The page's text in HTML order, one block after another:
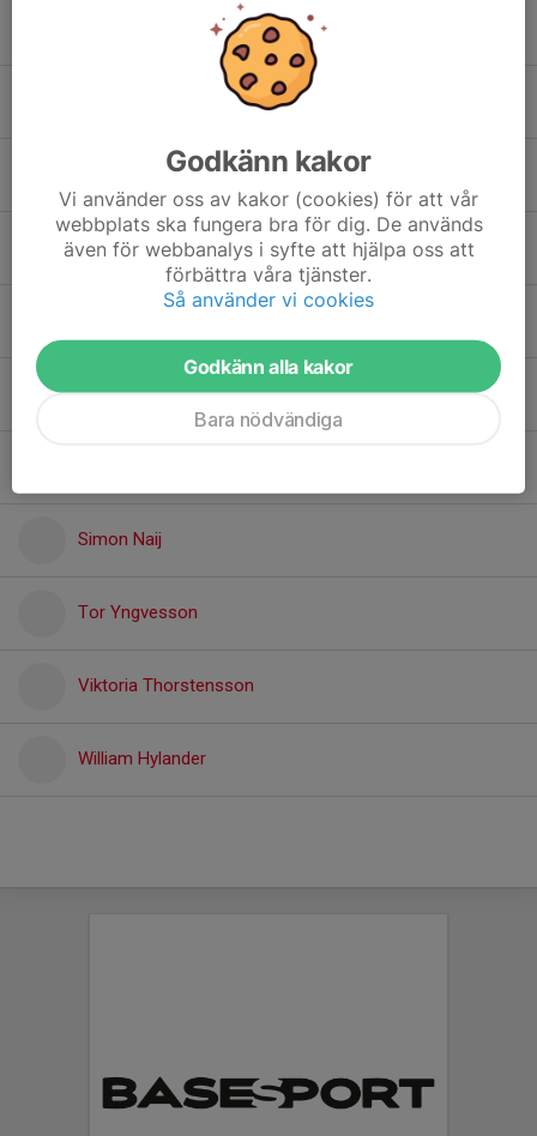
Johnny Stjernquist
Martina Jonsson
Michael Olszewski
Samuel Rosdal
Simon Naij
Tor Yngvesson
Viktoria Thorstensson
William Hylander
Godkänn kakor
Vi använder oss av kakor (cookies) för att vår
webbplats ska fungera bra för dig. De används
även för webbanalys i syfte att hjälpa oss att
förbättra våra tjänster.
Så använder vi cookies
Godkänn alla kakor
Bara nödvändiga